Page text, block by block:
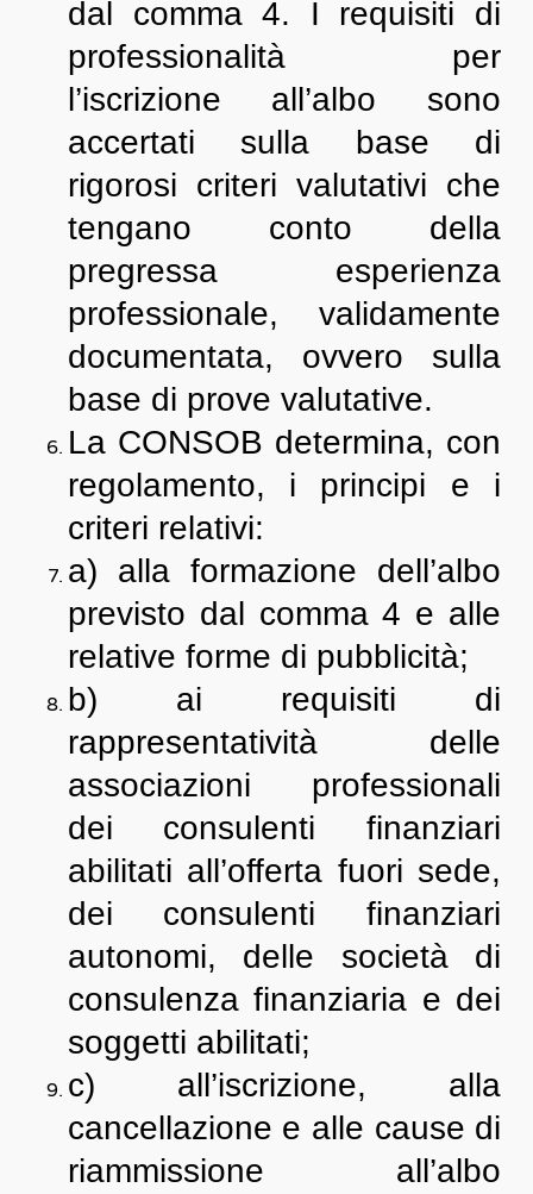
dal comma 4. I requisiti di
professionalità per
l’iscrizione all’albo sono
accertati sulla base di
rigorosi criteri valutativi che
tengano conto della
pregressa esperienza
professionale, validamente
documentata, ovvero sulla
base di prove valutative.
La CONSOB determina, con
regolamento, i principi e i
criteri relativi:
a) alla formazione dell’albo
previsto dal comma 4 e alle
relative forme di pubblicità;
b) ai requisiti di
rappresentatività delle
associazioni professionali
dei consulenti finanziari
abilitati all’offerta fuori sede,
dei consulenti finanziari
autonomi, delle società di
consulenza finanziaria e dei
soggetti abilitati;
c) all’iscrizione, alla
cancellazione e alle cause di
riammissione all’albo